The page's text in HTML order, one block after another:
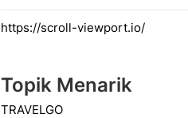
https://scroll-viewport.io/
Topik Menarik
TRAVELGO